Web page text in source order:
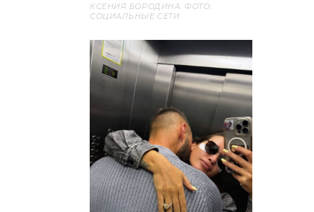
КСЕНИЯ БОРОДИНА. ФОТО:
СОЦИАЛЬНЫЕ СЕТИ